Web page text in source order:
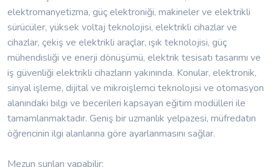
elektromanyetizma, güç elektroniği, makineler ve elektrikli
sürücüler, yüksek voltaj teknolojisi, elektrikli cihazlar ve
cihazlar, çekiş ve elektrikli araçlar, ışık teknolojisi, güç
mühendisliği ve enerji dönüşümü, elektrik tesisatı tasarımı ve
iş güvenliği elektrikli cihazların yakınında. Konular, elektronik,
sinyal işleme, dijital ve mikroişlemci teknolojisi ve otomasyon
alanındaki bilgi ve becerileri kapsayan eğitim modülleri ile
tamamlanmaktadır. Geniş bir uzmanlık yelpazesi, müfredatın
öğrencinin ilgi alanlarına göre ayarlanmasını sağlar.
Mezun şunları yapabilir: